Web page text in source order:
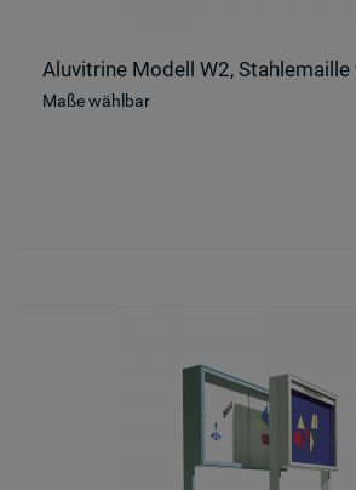
Aluvitrine Modell W2, Stahlemaille
Maße wählbar